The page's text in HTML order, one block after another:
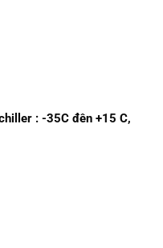
: -35C đên +15 C,